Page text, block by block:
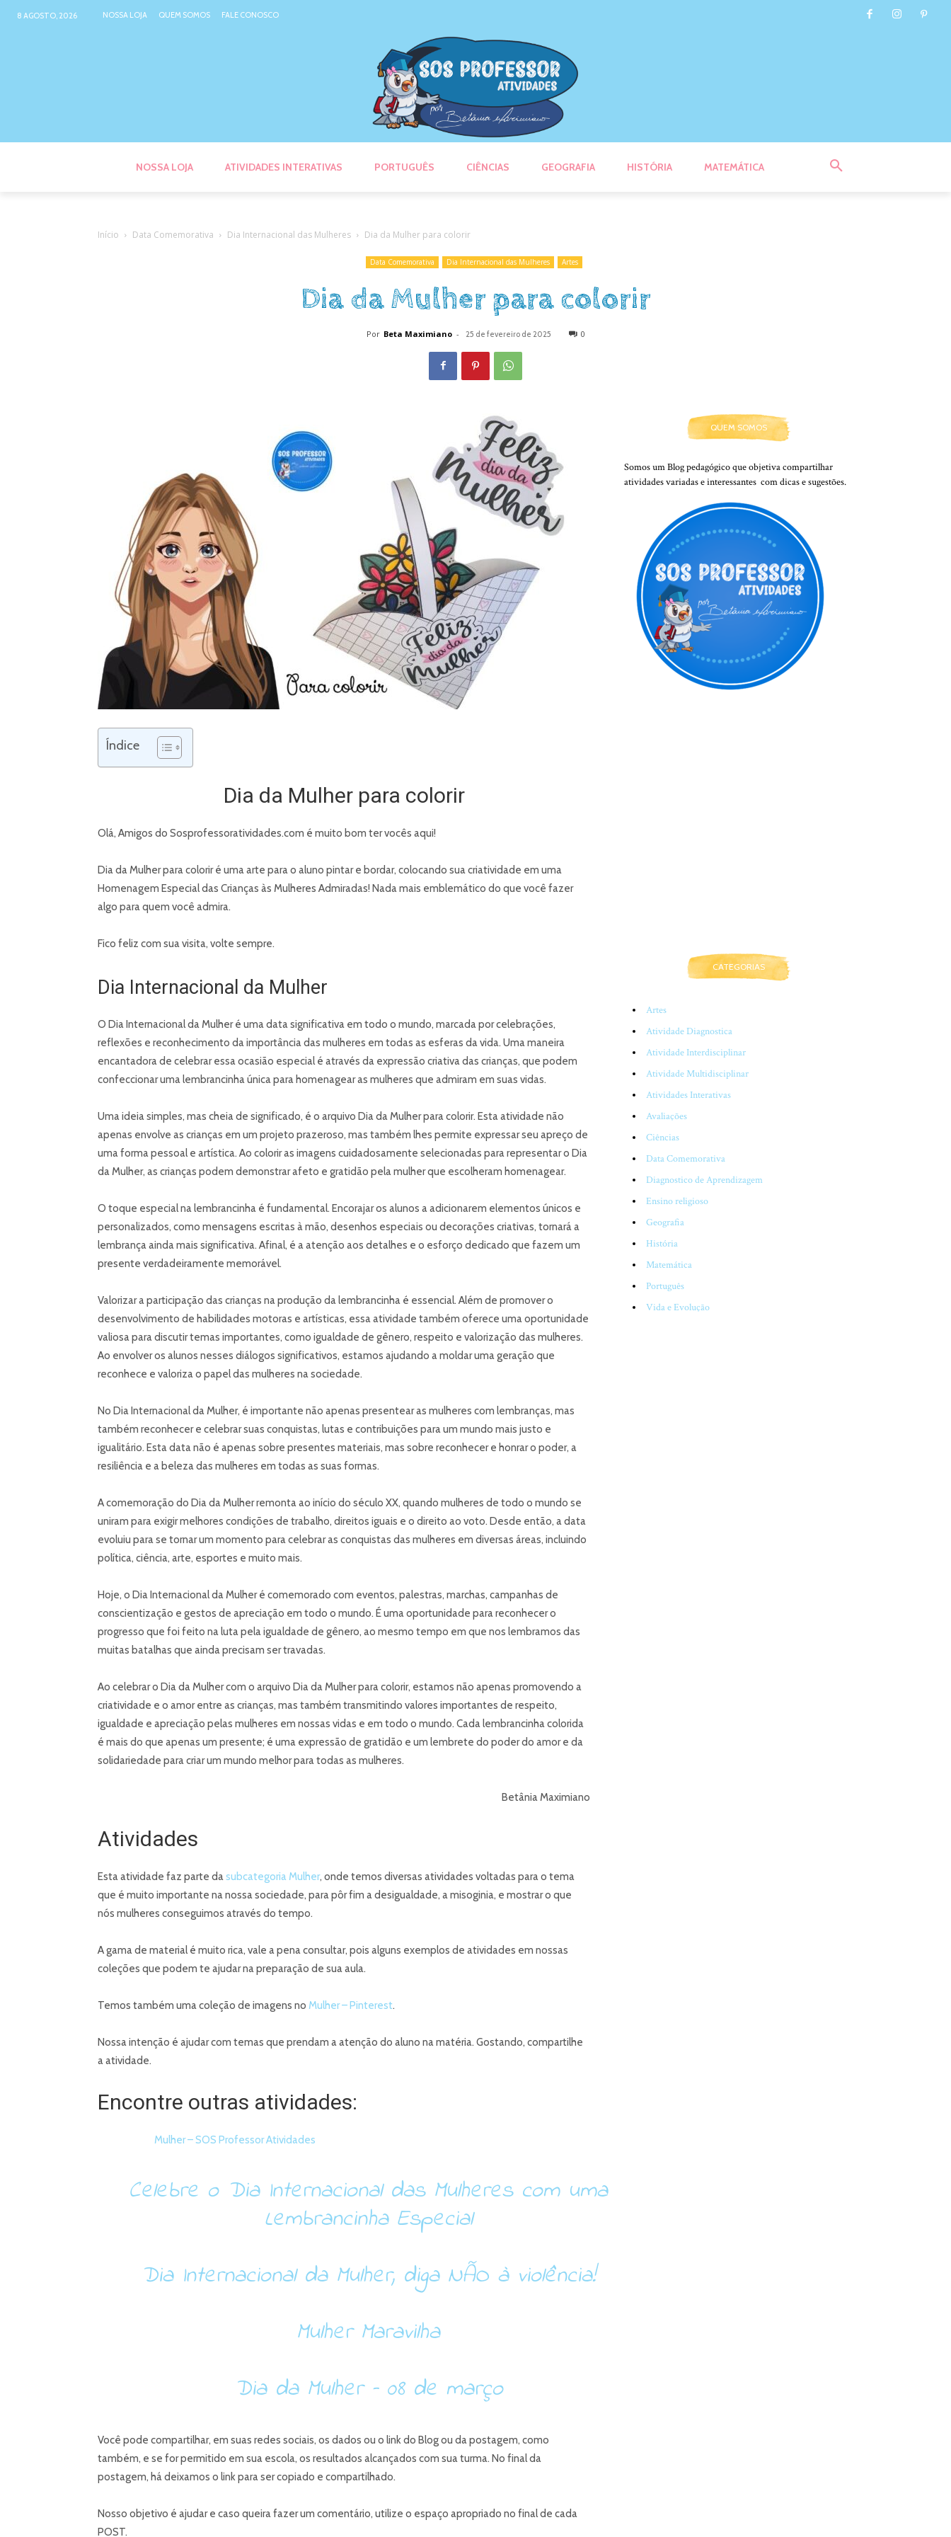
8 AGOSTO, 2026 NOSSA LOJA QUEM SOMOS FALE CONOSCO
NOSSA LOJA ATIVIDADES INTERATIVAS PORTUGUÊS CIÊNCIAS GEOGRAFIA HISTÓRIA MATEMÁTICA
Início Data Comemorativa Dia Internacional das Mulheres Dia da Mulher para colorir
Data Comemorativa Dia Internacional das Mulheres Artes
Dia da Mulher para colorir
Por Beta Maximiano - 25 de fevereiro de 2025 0
Índice
Dia da Mulher para colorir
Olá, Amigos do Sosprofessoratividades.com é muito bom ter vocês aqui!
Dia da Mulher para colorir é uma arte para o aluno pintar e bordar, colocando sua criatividade em uma
Homenagem Especial das Crianças às Mulheres Admiradas! Nada mais emblemático do que você fazer
algo para quem você admira.
Fico feliz com sua visita, volte sempre.
Dia Internacional da Mulher
O Dia Internacional da Mulher é uma data significativa em todo o mundo, marcada por celebrações,
reflexões e reconhecimento da importância das mulheres em todas as esferas da vida. Uma maneira
encantadora de celebrar essa ocasião especial é através da expressão criativa das crianças, que podem
confeccionar uma lembrancinha única para homenagear as mulheres que admiram em suas vidas.
Uma ideia simples, mas cheia de significado, é o arquivo Dia da Mulher para colorir. Esta atividade não
apenas envolve as crianças em um projeto prazeroso, mas também lhes permite expressar seu apreço de
uma forma pessoal e artística. Ao colorir as imagens cuidadosamente selecionadas para representar o Dia
da Mulher, as crianças podem demonstrar afeto e gratidão pela mulher que escolheram homenagear.
O toque especial na lembrancinha é fundamental. Encorajar os alunos a adicionarem elementos únicos e
personalizados, como mensagens escritas à mão, desenhos especiais ou decorações criativas, tornará a
lembrança ainda mais significativa. Afinal, é a atenção aos detalhes e o esforço dedicado que fazem um
presente verdadeiramente memorável.
Valorizar a participação das crianças na produção da lembrancinha é essencial. Além de promover o
desenvolvimento de habilidades motoras e artísticas, essa atividade também oferece uma oportunidade
valiosa para discutir temas importantes, como igualdade de gênero, respeito e valorização das mulheres.
Ao envolver os alunos nesses diálogos significativos, estamos ajudando a moldar uma geração que
reconhece e valoriza o papel das mulheres na sociedade.
No Dia Internacional da Mulher, é importante não apenas presentear as mulheres com lembranças, mas
também reconhecer e celebrar suas conquistas, lutas e contribuições para um mundo mais justo e
igualitário. Esta data não é apenas sobre presentes materiais, mas sobre reconhecer e honrar o poder, a
resiliência e a beleza das mulheres em todas as suas formas.
A comemoração do Dia da Mulher remonta ao início do século XX, quando mulheres de todo o mundo se
uniram para exigir melhores condições de trabalho, direitos iguais e o direito ao voto. Desde então, a data
evoluiu para se tornar um momento para celebrar as conquistas das mulheres em diversas áreas, incluindo
política, ciência, arte, esportes e muito mais.
Hoje, o Dia Internacional da Mulher é comemorado com eventos, palestras, marchas, campanhas de
conscientização e gestos de apreciação em todo o mundo. É uma oportunidade para reconhecer o
progresso que foi feito na luta pela igualdade de gênero, ao mesmo tempo em que nos lembramos das
muitas batalhas que ainda precisam ser travadas.
Ao celebrar o Dia da Mulher com o arquivo Dia da Mulher para colorir, estamos não apenas promovendo a
criatividade e o amor entre as crianças, mas também transmitindo valores importantes de respeito,
igualdade e apreciação pelas mulheres em nossas vidas e em todo o mundo. Cada lembrancinha colorida
é mais do que apenas um presente; é uma expressão de gratidão e um lembrete do poder do amor e da
solidariedade para criar um mundo melhor para todas as mulheres.
Betânia Maximiano
Atividades
Esta atividade faz parte dasubcategoria Mulher, onde temos diversas atividades voltadas para o tema
que é muito importante na nossa sociedade, para pôr fim a desigualdade, a misoginia, e mostrar o que
nós mulheres conseguimos através do tempo.
A gama de material é muito rica, vale a pena consultar, pois alguns exemplos de atividades em nossas
coleções que podem te ajudar na preparação de sua aula.
Temos também uma coleção de imagens no Mulher – Pinterest.
Nossa intenção é ajudar com temas que prendam a atenção do aluno na matéria. Gostando, compartilhe
a atividade.
Encontre outras atividades:
Mulher – SOS Professor Atividades
Celebre o Dia Internacional das Mulheres com uma
Lembrancinha Especial
Dia Internacional da Mulher, diga NÃO à violência!
Mulher Maravilha
Dia da Mulher – 08 de março
Você pode compartilhar, em suas redes sociais, os dados ou o link do Blog ou da postagem, como
também, e se for permitido em sua escola, os resultados alcançados com sua turma. No final da
postagem, há deixamos o link para ser copiado e compartilhado.
Nosso objetivo é ajudar e caso queira fazer um comentário, utilize o espaço apropriado no final de cada
POST.
QUEM SOMOS
Somos um Blog pedagógico que objetiva compartilhar
atividades variadas e interessantes com dicas e sugestões.
CATEGORIAS
Artes
Atividade Diagnostica
Atividade Interdisciplinar
Atividade Multidisciplinar
Atividades Interativas
Avaliações
Ciências
Data Comemorativa
Diagnostico de Aprendizagem
Ensino religioso
Geografia
História
Matemática
Português
Vida e Evolução